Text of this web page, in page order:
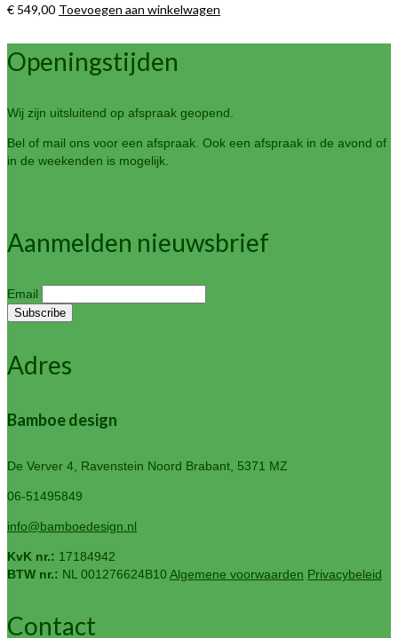
€ 549,00 Toevoegen aan winkelwagen
Openingstijden
Wij zijn uitsluitend op afspraak geopend.
Bel of mail ons voor een afspraak. Ook een afspraak in de avond of
in de weekenden is mogelijk.
Aanmelden nieuwsbrief
Email
Adres
Bamboe design
De Verver 4, Ravenstein Noord Brabant, 5371 MZ
06-51495849
info@bamboedesign.nl
KvK nr.: 17184942
BTW nr.: NL 001276624B10 Algemene voorwaarden Privacybeleid
Contact